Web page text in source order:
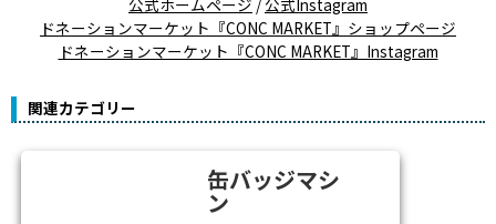
ドネーションマーケット『CONC MARKET』ショップページ
ドネーションマーケット『CONC MARKET』Instagram
関連カテゴリー
缶バッジマシ
ン